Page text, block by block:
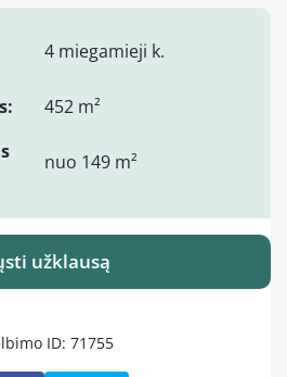
4 miegamieji k.
452 m²
nuo 149 m²
užklausą
ID: 71755